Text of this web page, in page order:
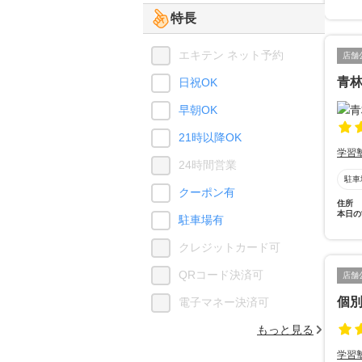
店舗
青
学習
駐車
住所
本日
店舗
個
学習
特長
エキテン ネット予約
日祝OK
早朝OK
21時以降OK
24時間営業
クーポン有
駐車場有
クレジットカード可
QRコード決済可
電子マネー決済可
もっと見る